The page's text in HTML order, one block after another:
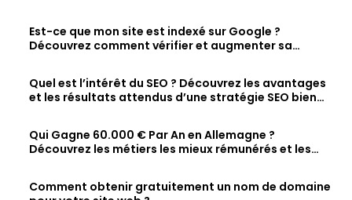
Est-ce que mon site est indexé sur Google ?
Découvrez comment vérifier et augmenter sa
Quel est l’intérêt du SEO ? Découvrez les avantages
et les résultats attendus d’une stratégie SEO bien
Qui Gagne 60.000 € Par An en Allemagne ?
Découvrez les métiers les mieux rémunérés et les
Comment obtenir gratuitement un nom de domaine